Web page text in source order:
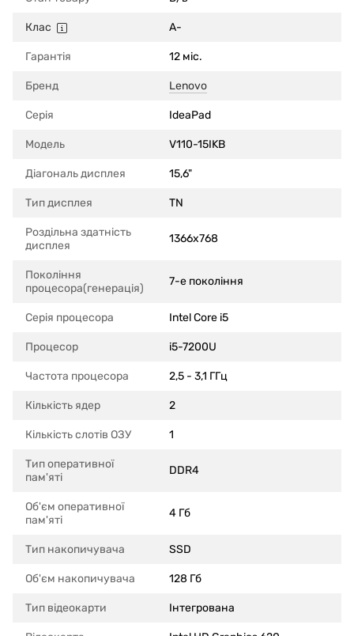
Клас A-
Гарантія 12 міс.
Бренд Lenovo
Серія IdeaPad
Модель V110-15IKB
Діагональ дисплея 15,6"
Тип дисплея TN
Роздільна здатність
дисплея
1366x768
Покоління
процесора(генерація)
7-е покоління
Серія процесора Intel Core i5
Процесор i5-7200U
Частота процесора 2,5 - 3,1 ГГц
Кількість ядер 2
Кількість слотів ОЗУ 1
Тип оперативної
пам'яті
DDR4
Об'єм оперативної
пам'яті
4 Гб
Тип накопичувача SSD
Об'єм накопичувача 128 Гб
Тип відеокарти Інтегрована